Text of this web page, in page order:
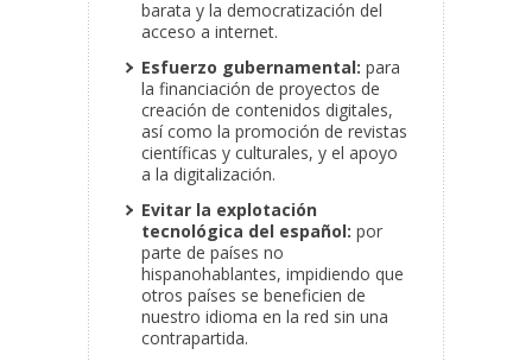
barata y la democratización del
acceso a internet.
Esfuerzo gubernamental: para
la financiación de proyectos de
creación de contenidos digitales,
así como la promoción de revistas
científicas y culturales, y el apoyo
a la digitalización.
Evitar la explotación
tecnológica del español: por
parte de países no
hispanohablantes, impidiendo que
otros países se beneficien de
nuestro idioma en la red sin una
contrapartida.